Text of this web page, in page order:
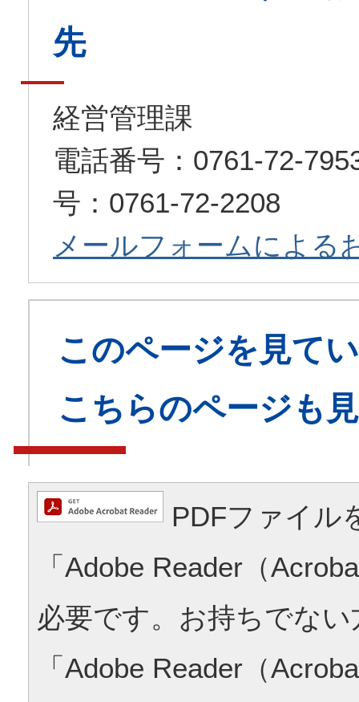
先
経営管理課
電話番号：0761-72-
号：0761-72-2208
メールフォームによる
このページを見て
こちらのページも
PDFファイル
「Adobe Reader（
必要です。お持ちでな
「Adobe Reader（